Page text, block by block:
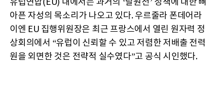
아픈 자성의 목소리가 나오고 있다. 우르줄라 폰데어라
이엔 EU 집행위원장은 최근 프랑스에서 열린 원자력 정
상회의에서 “유럽이 신뢰할 수 있고 저렴한 저배출 전력
원을 외면한 것은 전략적 실수였다”고 공식 시인했다.